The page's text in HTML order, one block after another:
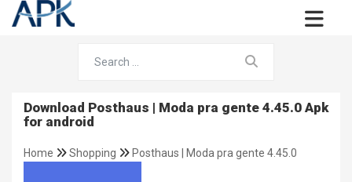
Download Posthaus | Moda pra gente 4.45.0 Apk
for android
Home Shopping Posthaus | Moda pra gente 4.45.0